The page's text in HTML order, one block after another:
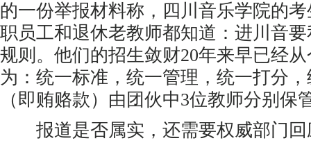
的一份举报材料称，四川音乐学院的
职员工和退休老教师都知道：进川音
规则。他们的招生敛财20年来早已经
为：统一标准，统一管理，统一打分
（即贿赂款）由团伙中3位教师分别保
报道是否属实，还需要权威部门回